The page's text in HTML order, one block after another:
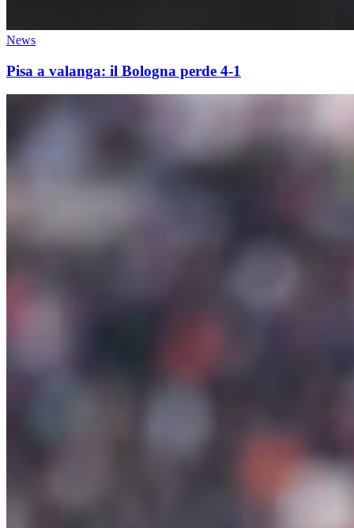
News
Pisa a valanga: il Bologna perde 4-1